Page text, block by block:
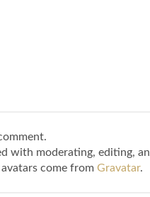
with moderating, editing,
come fromGravatar.